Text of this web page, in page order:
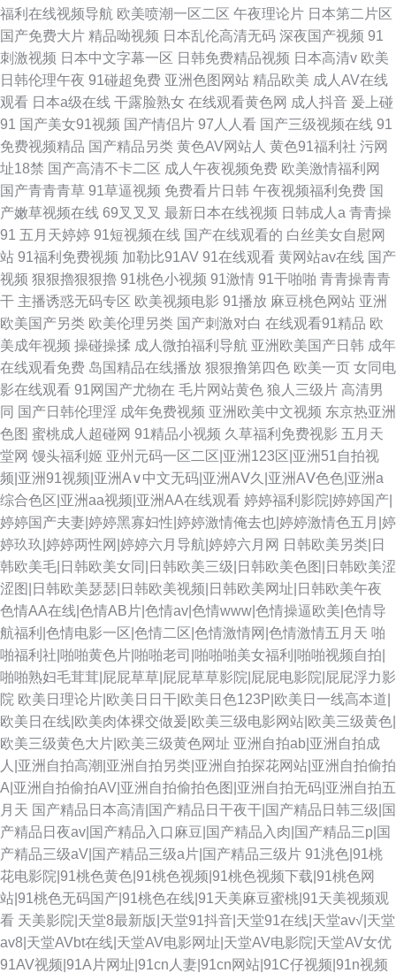
福利在线视频导航 欧美喷潮一区二区 午夜理论片 日本第二片区
国产免费大片 精品呦视频 日本乱伦高清无码 深夜国产视频 91
刺激视频 日本中文字幕一区 日韩免费精品视频 日本高清v 欧美
日韩伦理午夜 91碰超免费 亚洲色图网站 精品欧美 成人AV在线
观看 日本a级在线 干露脸熟女 在线观看黄色网 成人抖音 爰上碰
91 国产美女91视频 国产情侣片 97人人看 国产三级视频在线 91
免费视频精品 国产精品另类 黄色AV网站人 黄色91福利社 污网
址18禁 国产高清不卡二区 成人午夜视频免费 欧美激情福利网
国产青青青草 91草逼视频 免费看片日韩 午夜视频福利免费 国
产嫩草视频在线 69叉叉叉 最新日本在线视频 日韩成人a 青青操
91 五月天婷婷 91短视频在线 国产在线观看的 白丝美女自慰网
站 91福利免费视频 加勒比91AV 91在线观看 黄网站av在线 国产
视频 狠狠擼狠狠擼 91桃色小视频 91激情 91干啪啪 青青操青青
干 主播诱惑无码专区 欧美视频电影 91播放 麻豆桃色网站 亚洲
欧美国产另类 欧美伦理另类 国产刺激对白 在线观看91精品 欧
美成年视频 操碰操揉 成人微拍福利导航 亚洲欧美国产日韩 成年
在线观看免费 岛国精品在线播放 狠狠撸第四色 欧美一页 女同电
影在线观看 91网国产尤物在 毛片网站黄色 狼人三级片 高清男
同 国产日韩伦理淫 成年免费视频 亚洲欧美中文视频 东京热亚洲
色图 蜜桃成人超碰网 91精品小视频 久草福利免费视影 五月天
堂网 馒头福利姬 亚州元码一区二区|亚洲123区|亚洲51自拍视
频|亚洲91视频|亚洲A∨中文无码|亚洲AⅤ久|亚洲AⅤ色色|亚洲a
综合色区|亚洲aa视频|亚洲AA在线观看 婷婷福利影院|婷婷国产|
婷婷国产夫妻|婷婷黑寡妇性|婷婷激情俺去也|婷婷激情色五月|婷
婷玖玖|婷婷两性网|婷婷六月导航|婷婷六月网 日韩欧美另类|日
韩欧美毛|日韩欧美女同|日韩欧美三级|日韩欧美色图|日韩欧美涩
涩图|日韩欧美瑟瑟|日韩欧美视频|日韩欧美网址|日韩欧美午夜
色情AA在线|色情AB片|色情av|色情www|色情操逼欧美|色情导
航福利|色情电影一区|色情二区|色情激情网|色情激情五月天 啪
啪福利社|啪啪黄色片|啪啪老司|啪啪啪美女福利|啪啪视频自拍|
啪啪熟妇毛茸茸|屁屁草草|屁屁草草影院|屁屁电影院|屁屁浮力影
院 欧美日理论片|欧美日日干|欧美日色123P|欧美日一线高本道|
欧美日在线|欧美肉体裸交做爰|欧美三级电影网站|欧美三级黄色|
欧美三级黄色大片|欧美三级黄色网址 亚洲自拍ab|亚洲自拍成
人|亚洲自拍高潮|亚洲自拍另类|亚洲自拍探花网站|亚洲自拍偷拍
A|亚洲自拍偷拍AV|亚洲自拍偷拍色图|亚洲自拍无码|亚洲自拍五
月天 国产精品日本高清|国产精品日干夜干|国产精品日韩三级|国
产精品日夜av|国产精品入口麻豆|国产精品入肉|国产精品三p|国
产精品三级aV|国产精品三级a片|国产精品三级片 91洮色|91桃
花电影院|91桃色黄色|91桃色视频|91桃色视频下载|91桃色网
站|91桃色无码国产|91桃色在线|91天美麻豆蜜桃|91天美视频观
看 天美影院|天堂8最新版|天堂91抖音|天堂91在线|天堂av√|天堂
av8|天堂AVbt在线|天堂AV电影网址|天堂AV电影院|天堂AV女优
91AV视频|91A片网址|91cn人妻|91cn网站|91C仔视频|91n视频